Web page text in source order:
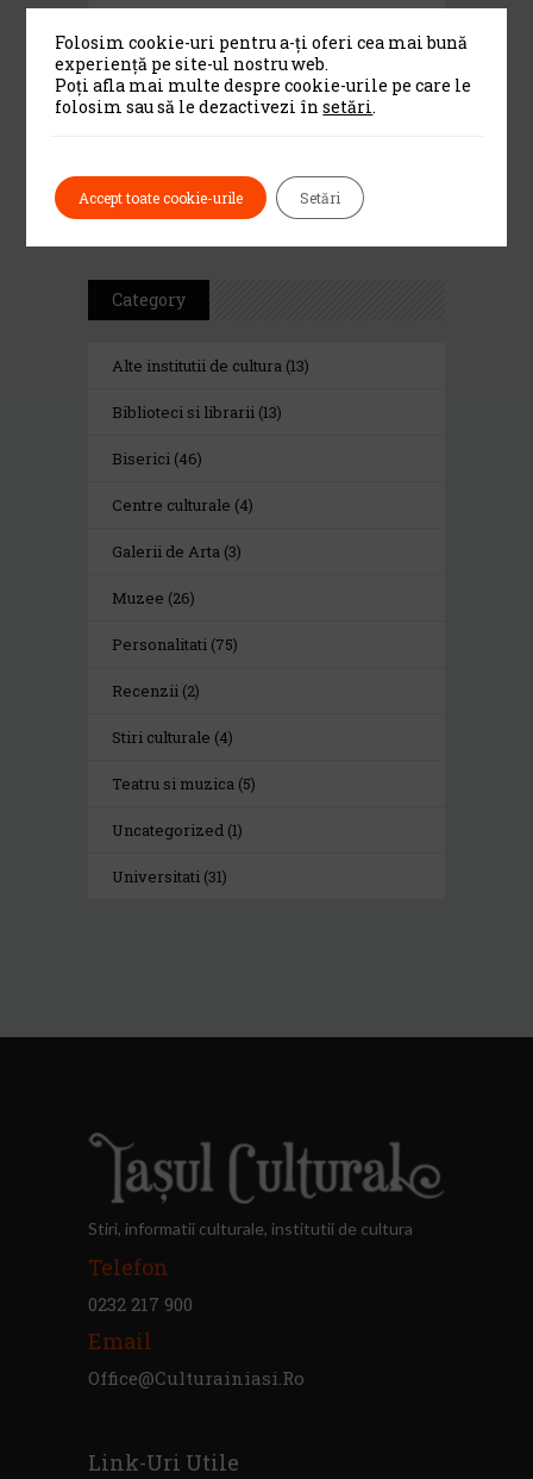
Dr. A. Kulakov
PSIHOTROPISME...
Category
Alte institutii de cultura (13)
Biblioteci si librarii (13)
Biserici (46)
Centre culturale (4)
Galerii de Arta (3)
Muzee (26)
Personalitati (75)
Recenzii (2)
Stiri culturale (4)
Teatru si muzica (5)
Uncategorized (1)
Universitati (31)
Stiri, informatii culturale, institutii de cultura
Telefon
0232 217 900
Email
Office@culturainiasi.ro
Link-Uri Utile
Folosim cookie-uri pentru a-ți oferi cea mai bună
experiență pe site-ul nostru web.
Poți afla mai multe despre cookie-urile pe care le
folosim sau să le dezactivezi însetări.
Accept toate cookie-urile Setări